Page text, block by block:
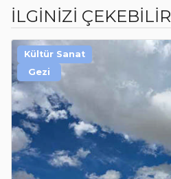
İLGİNİZİ ÇEKEBİLİR
Kültür Sanat
Gezi